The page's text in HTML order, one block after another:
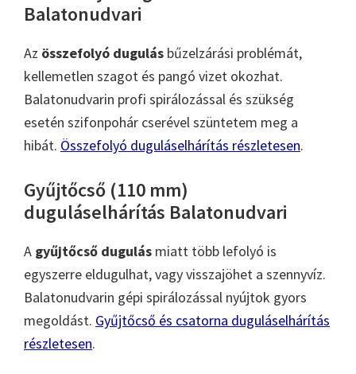
Balatonudvari
Az összefolyó dugulás bűzelzárási problémát,
kellemetlen szagot és pangó vizet okozhat.
Balatonudvarin profi spirálozással és szükség
esetén szifonpohár cserével szüntetem meg a
hibát. Összefolyó duguláselhárítás részletesen.
Gyűjtőcső (110 mm)
duguláselhárítás Balatonudvari
A gyűjtőcső dugulás miatt több lefolyó is
egyszerre eldugulhat, vagy visszajöhet a szennyvíz.
Balatonudvarin gépi spirálozással nyújtok gyors
megoldást. Gyűjtőcső és csatorna duguláselhárítás
részletesen.